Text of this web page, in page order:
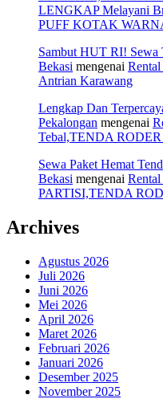
LENGKAP Melayani
PUFF KOTAK
Sambut HUT RI! Sewa
Bekasi mengenai
Antrian Karawang
Lengkap Dan
Pekalongan mengenai
Tebal,TENDA RODER
Sewa Paket Hemat
Bekasi mengenai
PARTISI,TENDA
Archives
Agustus 2026
Juli 2026
Juni 2026
Mei 2026
April 2026
Maret 2026
Februari 2026
Januari 2026
Desember 2025
November 2025